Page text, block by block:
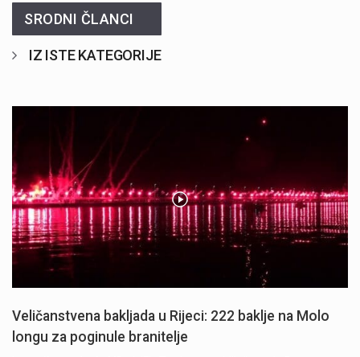
SRODNI ČLANCI
IZ ISTE KATEGORIJE
Veličanstvena bakljada u Rijeci: 222 baklje na Molo
longu za poginule branitelje